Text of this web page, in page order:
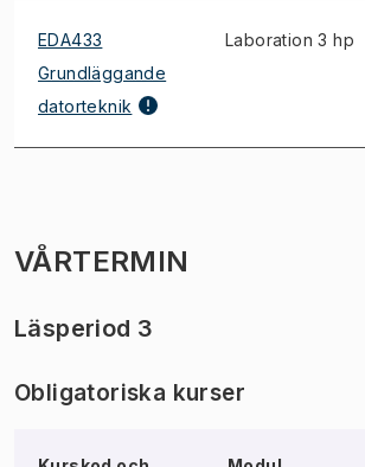
EDA433
Grundläggande
datorteknik
Laboration 3 hp
VÅRTERMIN
Läsperiod 3
Obligatoriska kurser